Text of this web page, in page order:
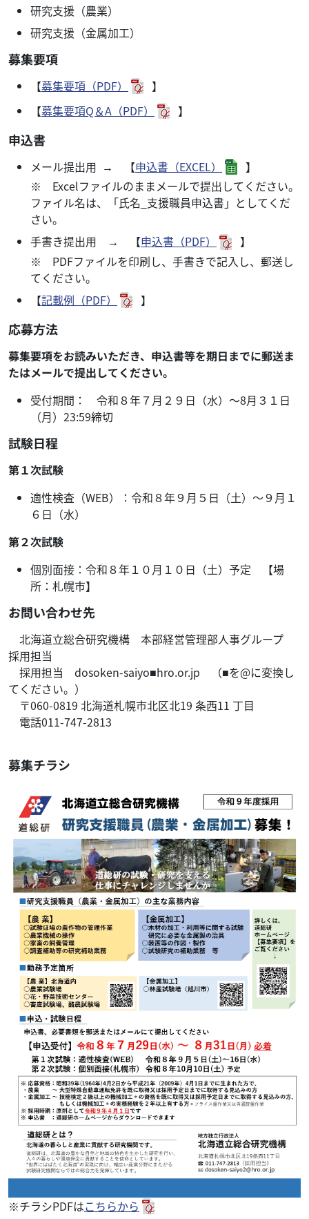
研究支援（農業）
研究支援（金属加工）
募集要項
【募集要項（PDF）
】
【募集要項Q＆A（PDF） 】
申込書
メール提出用 → 【申込書（EXCEL）
】
※ Excelファイルのままメールで提出してください。
ファイル名は、「氏名_支援職員申込書」としてくだ
さい。
手書き提出用 → 【申込書（PDF）
】
※ PDFファイルを印刷し、手書きで記入し、郵送し
てください。
【記載例（PDF） 】
応募方法
募集要項をお読みいただき、申込書等を期日までに郵送ま
たはメールで提出してください。
受付期間： 令和８年７月２９日（水）～8月３１日
（月）23:59締切
試験日程
第１次試験
適性検査（WEB）：令和８年９月５日（土）～９月１
６日（水）
第２次試験
個別面接：令和８年１０月１０日（土）予定 【場
所：札幌市】
お問い合わせ先
北海道立総合研究機構 本部経営管理部人事グループ
採用担当
採用担当 dosoken-saiyo■hro.or.jp （■を@に変換し
てください。）
〒060-0819 北海道札幌市北区北19 条西11 丁目
電話011-747-2813
募集チラシ
※チラシPDFはこちらから